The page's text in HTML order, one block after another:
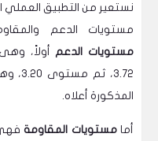
مستويات الدعم
مستويات الدعم
3.72، ثم مستوى 3.20، وهذه هي مستويات
المذكورة أعلاه.
أمامستويات المقاومة